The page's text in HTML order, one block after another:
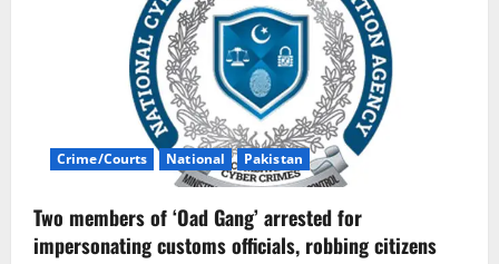
Crime/Courts National Pakistan
Two members of ‘Oad Gang’ arrested for
impersonating customs officials, robbing citizens